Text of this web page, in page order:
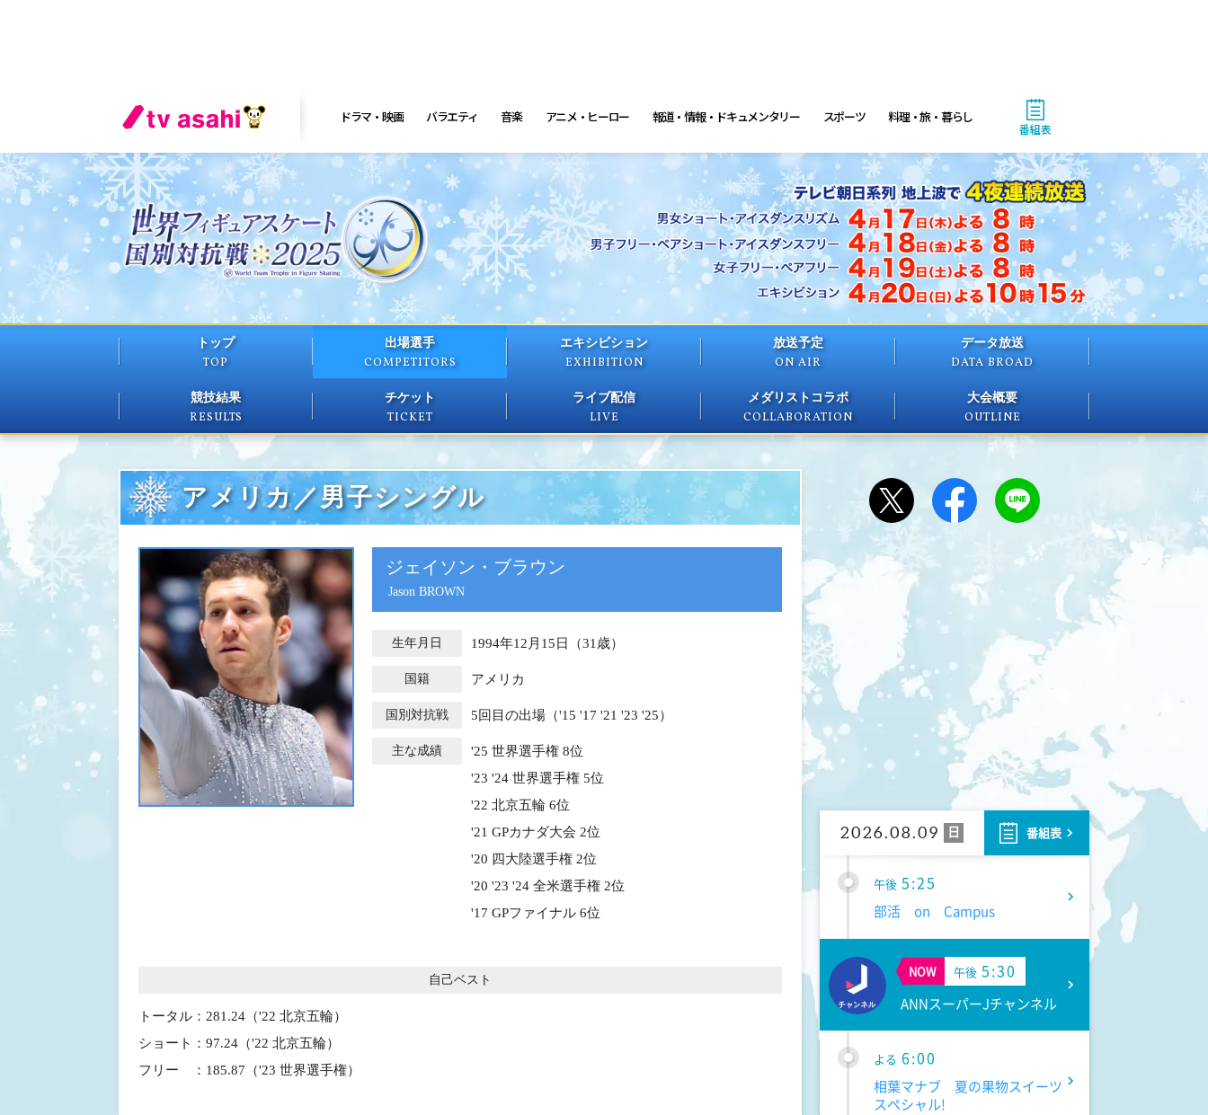
ドラマ・映画 バラエティ 音楽 アニメ・ヒーロー 報道・情報・ドキュメンタリー スポーツ 料理・旅・暮らし
番組表
トップ
TOP
出場選手
COMPETITORS
エキシビション
EXHIBITION
放送予定
ON AIR
データ放送
DATA BROAD
競技結果
RESULTS
チケット
TICKET
ライブ配信
LIVE
メダリストコラボ
COLLABORATION
大会概要
OUTLINE
アメリカ／男子シングル
ジェイソン・ブラウン
Jason BROWN
生年月日 1994年12月15日（31歳）
国籍 アメリカ
国別対抗戦 5回目の出場（'15 '17 '21 '23 '25）
主な成績
'25 世界選手権 8位
'23 '24 世界選手権 5位
'22 北京五輪 6位
'21 GPカナダ大会 2位
'20 四大陸選手権 2位
'20 '23 '24 全米選手権 2位
'17 GPファイナル 6位
自己ベスト
トータル：281.24（'22 北京五輪）
ショート：97.24（'22 北京五輪）
フリー ：185.87（'23 世界選手権）
2026.08.09 日 番組表
午前 11:50
ひる 12:00
ビートたけしのTVタックル
富士山の大問題2026日本一高
い診療所&山岳救助隊24時
ひる 12:55
新婚さんいらっしゃい! 世界
一周中に運命の3回遭遇!?長
崎・奈留島の移住夫婦
午後 1:25
レー全国1位VSふぐとすっぽん
300円台
午後
バスケットボール男子日本代表
国際試合 日本×モンゴル
午後 4:00
バスケ最強ニッポン W杯最終
午後 4:15
路線バスで寄り道の旅 【奥田
瑛二と下町で涼を感じるバス
旅】
午後 5:25
部活 on Campus
NOW 午後 5:30
ANNスーパーJチャンネル
よる 6:00
相葉マナブ 夏の果物スイーツ
スペシャル!